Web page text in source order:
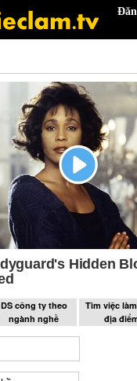
DS công ty theo
ngành nghề
Tìm việc
địa